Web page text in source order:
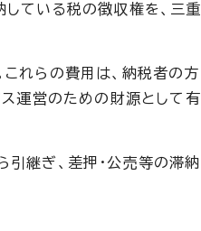
ている税の徴収権を、三重
れらの費用は、納税者の方
ス運営のための財源として有
継ぎ、差押・公売等の滞納